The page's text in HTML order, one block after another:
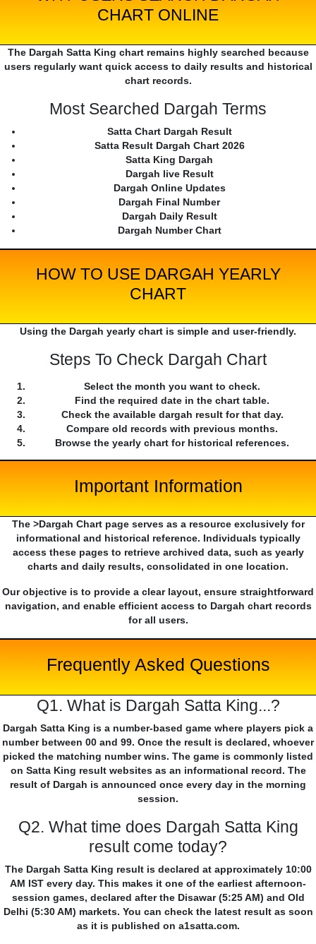
CHART ONLINE
The Dargah Satta King chart remains highly searched because
users regularly want quick access to daily results and historical
chart records.
Most Searched Dargah Terms
Satta Chart Dargah Result
Satta Result Dargah Chart 2026
Satta King Dargah
Dargah live Result
Dargah Online Updates
Dargah Final Number
Dargah Daily Result
Dargah Number Chart
HOW TO USE DARGAH YEARLY
CHART
Using the Dargah yearly chart is simple and user-friendly.
Steps To Check Dargah Chart
Select the month you want to check.
Find the required date in the chart table.
Check the available dargah result for that day.
Compare old records with previous months.
Browse the yearly chart for historical references.
Important Information
The >Dargah Chart page serves as a resource exclusively for
informational and historical reference. Individuals typically
access these pages to retrieve archived data, such as yearly
charts and daily results, consolidated in one location.
Our objective is to provide a clear layout, ensure straightforward
navigation, and enable efficient access to Dargah chart records
for all users.
Frequently Asked Questions
Q1. What is Dargah Satta King...?
Dargah Satta King is a number-based game where players pick a
number between 00 and 99. Once the result is declared, whoever
picked the matching number wins. The game is commonly listed
on Satta King result websites as an informational record. The
result of Dargah is announced once every day in the morning
session.
Q2. What time does Dargah Satta King
result come today?
The Dargah Satta King result is declared at approximately 10:00
AM IST every day. This makes it one of the earliest afternoon-
session games, declared after the Disawar (5:25 AM) and Old
Delhi (5:30 AM) markets. You can check the latest result as soon
as it is published on a1satta.com.